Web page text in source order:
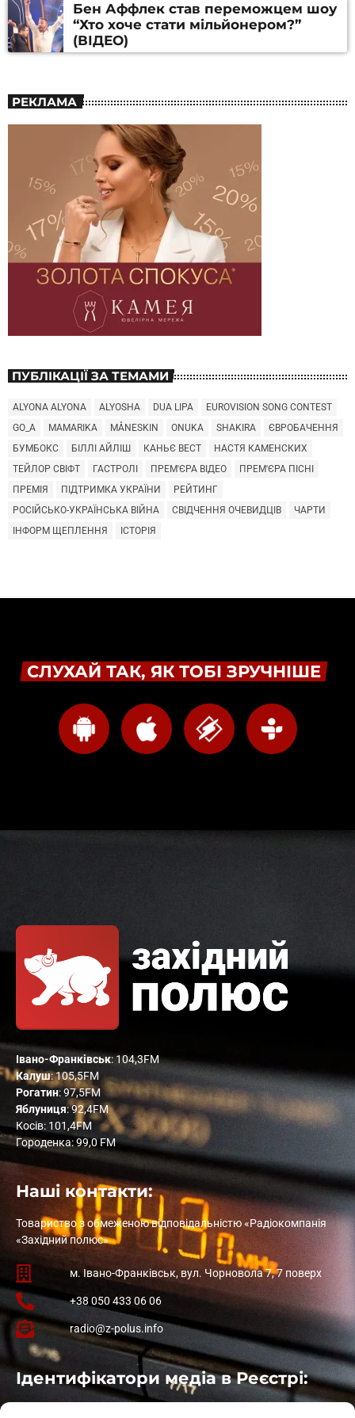
Бен Аффлек став переможцем шоу
“Хто хоче стати мільйонером?”
(ВІДЕО)
РЕКЛАМА
ПУБЛІКАЦІЇ ЗА ТЕМАМИ
ALYONA ALYONA ALYOSHA DUA LIPA
EUROVISION SONG CONTEST
GO_A
MAMARIKA MÅNESKIN ONUKA SHAKIRA
ЄВРОБАЧЕННЯ
БУМБОКС
БІЛЛІ АЙЛІШ КАНЬЄ ВЕСТ
НАСТЯ КАМЕНСКИХ
ТЕЙЛОР СВІФТ
ГАСТРОЛІ ПРЕМ'ЄРА ВІДЕО
ПРЕМ'ЄРА ПІСНІ
ПРЕМІЯ
ПІДТРИМКА УКРАЇНИ
РЕЙТИНГ
РОСІЙСЬКО-УКРАЇНСЬКА ВІЙНА
СВІДЧЕННЯ ОЧЕВИДЦІВ
ЧАРТИ
ІНФОРМ ЩЕПЛЕННЯ
ІСТОРІЯ
СЛУХАЙ ТАК, ЯК ТОБІ ЗРУЧНІШЕ
Івано-Франківськ: 104,3FM
Калуш: 105,5FM
Рогатин: 97,5FM
Яблуниця: 92,4FM
Косів: 101,4FM
Городенка: 99,0 FM
Наші контакти:
Товариство з обмеженою відповідальністю «Радіокомпанія
«Західний полюс»
м. Івано-Франківськ, вул. Чорновола 7, 7 поверх
+38 050 433 06 06
radio@z-polus.info
Ідентифікатори медіа в Реєстрі: